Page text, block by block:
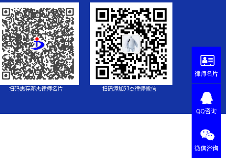
扫码惠存邓杰律师名片 扫码添加邓杰律师微信
律师名片
QQ咨询
微信咨询